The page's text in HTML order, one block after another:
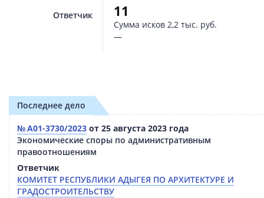
Ответчик 11
Сумма исков2,2 тыс. руб.
—
Последнее дело
№ А01-3730/2023 от 25 августа 2023 года
Экономические споры по административным
правоотношениям
Ответчик
КОМИТЕТ РЕСПУБЛИКИ АДЫГЕЯ ПО АРХИТЕКТУРЕ И
ГРАДОСТРОИТЕЛЬСТВУ